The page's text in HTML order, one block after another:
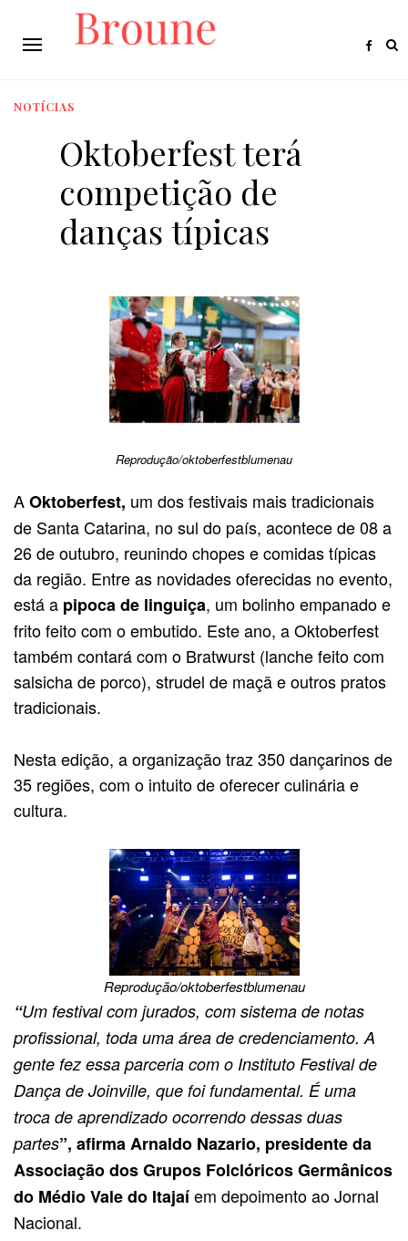
NOTÍCIAS
Oktoberfest terá
competição de
danças típicas
Reprodução/oktoberfestblumenau
AOktoberfest, um dos festivais mais tradicionais
de Santa Catarina, no sul do país, acontece de 08 a
26 de outubro, reunindo chopes e comidas típicas
da região. Entre as novidades oferecidas no evento,
está a pipoca de linguiça, um bolinho empanado e
frito feito com o embutido. Este ano, a Oktoberfest
também contará com o Bratwurst (lanche feito com
salsicha de porco), strudel de maçã e outros pratos
tradicionais.
Nesta edição, a organização traz 350 dançarinos de
35 regiões, com o intuito de oferecer culinária e
cultura.
Reprodução/oktoberfestblumenau
“Um festival com jurados, com sistema de notas
profissional, toda uma área de credenciamento. A
gente fez essa parceria com o Instituto Festival de
Dança de Joinville, que foi fundamental. É uma
troca de aprendizado ocorrendo dessas duas
partes”, afirma Arnaldo Nazario, presidente da
Associação dos Grupos Folclóricos Germânicos
do Médio Vale do Itajaíem depoimento ao Jornal
Nacional.